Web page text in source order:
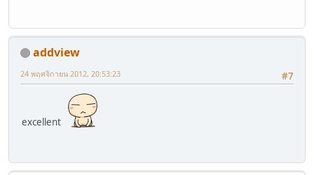
addview
#7
24 พฤศจิกายน 2012, 20:53:23
excellent